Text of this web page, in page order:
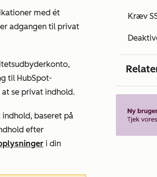
med ét
adgangen til privat
til HubSpot-
se privat indhold.
baseret på
efter
i din
Kræv